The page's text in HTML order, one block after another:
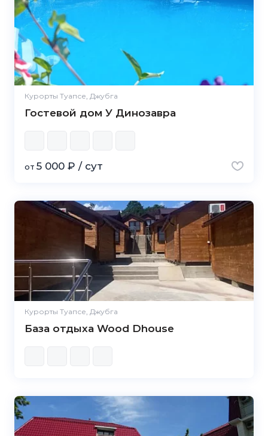
Курорты Туапсе, Джубга
Гостевой дом У Динозавра
от 5 000 ₽ / сут
Курорты Туапсе, Джубга
База отдыха Wood Dhouse
5.0